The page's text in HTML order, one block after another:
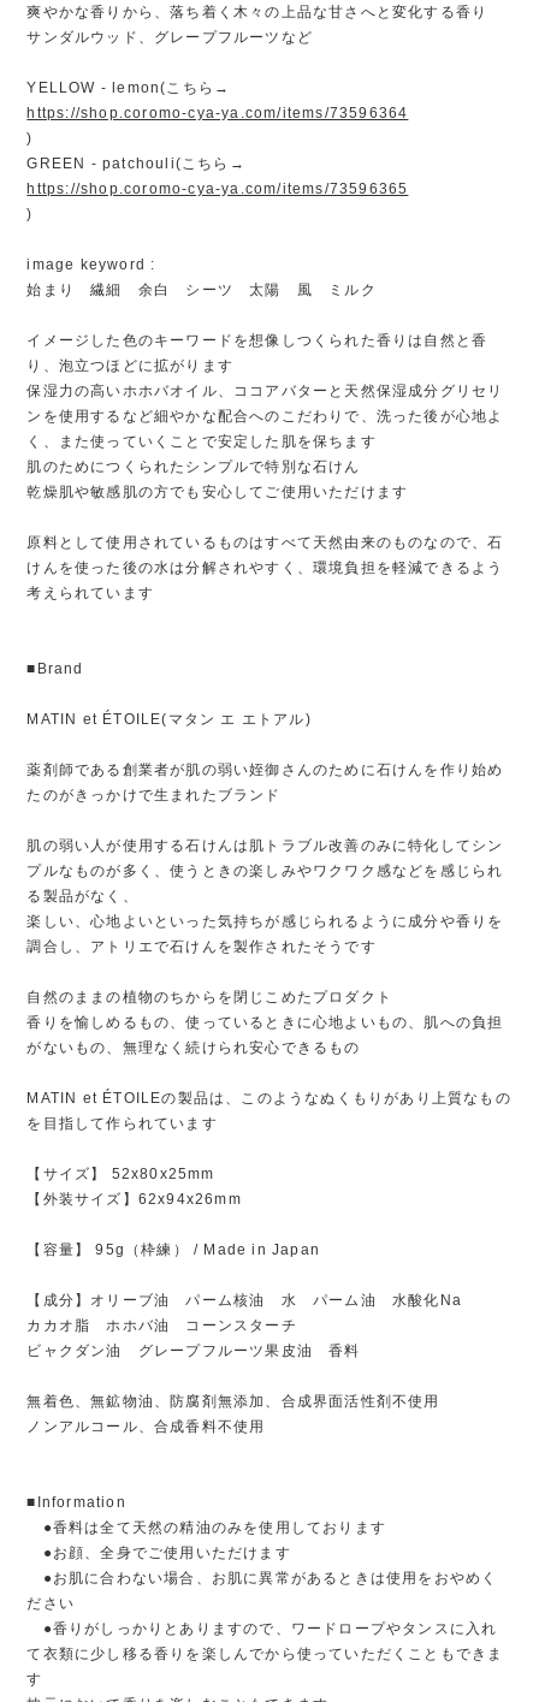
爽やかな香りから、落ち着く木々の上品な甘さへと変化する香り
サンダルウッド、グレープフルーツなど
YELLOW - lemon(こちら→
https://shop.coromo-cya-ya.com/items/73596364
)
GREEN - patchouli(こちら→
https://shop.coromo-cya-ya.com/items/73596365
)
image keyword :
始まり 繊細 余白 シーツ 太陽 風 ミルク
イメージした色のキーワードを想像しつくられた香りは自然と香
り、泡立つほどに拡がります
保湿力の高いホホバオイル、ココアバターと天然保湿成分グリセリ
ンを使用するなど細やかな配合へのこだわりで、洗った後が心地よ
く、また使っていくことで安定した肌を保ちます
肌のためにつくられたシンプルで特別な石けん
乾燥肌や敏感肌の方でも安心してご使用いただけます
原料として使用されているものはすべて天然由来のものなので、石
けんを使った後の水は分解されやすく、環境負担を軽減できるよう
考えられています
■Brand
MATIN et ÉTOILE(マタン エ エトアル)
薬剤師である創業者が肌の弱い姪御さんのために石けんを作り始め
たのがきっかけで生まれたブランド
肌の弱い人が使用する石けんは肌トラブル改善のみに特化してシン
プルなものが多く、使うときの楽しみやワクワク感などを感じられ
る製品がなく、
楽しい、心地よいといった気持ちが感じられるように成分や香りを
調合し、アトリエで石けんを製作されたそうです
自然のままの植物のちからを閉じこめたプロダクト
香りを愉しめるもの、使っているときに心地よいもの、肌への負担
がないもの、無理なく続けられ安心できるもの
MATIN et ÉTOILEの製品は、このようなぬくもりがあり上質なもの
を目指して作られています
【サイズ】 52x80x25mm
【外装サイズ】62x94x26mm
【容量】 95g（枠練） / Made in Japan
【成分】オリーブ油 パーム核油 水 パーム油 水酸化Na
カカオ脂 ホホバ油 コーンスターチ
ビャクダン油 グレープフルーツ果皮油 香料
無着色、無鉱物油、防腐剤無添加、合成界面活性剤不使用
ノンアルコール、合成香料不使用
■Information
●香料は全て天然の精油のみを使用しております
●お顔、全身でご使用いただけます
●お肌に合わない場合、お肌に異常があるときは使用をおやめく
ださい
●香りがしっかりとありますので、ワードロープやタンスに入れ
て衣類に少し移る香りを楽しんでから使っていただくこともできま
す